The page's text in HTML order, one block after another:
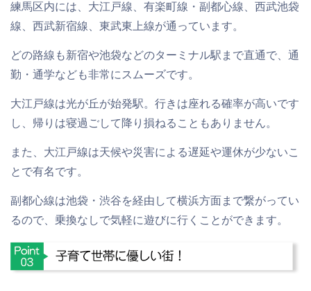
練馬区内には、大江戸線、有楽町線・副都心線、西武池袋
線、西武新宿線、東武東上線が通っています。
どの路線も新宿や池袋などのターミナル駅まで直通で、通
勤・通学なども非常にスムーズです。
大江戸線は光が丘が始発駅。行きは座れる確率が高いです
し、帰りは寝過ごして降り損ねることもありません。
また、大江戸線は天候や災害による遅延や運休が少ないこ
とで有名です。
副都心線は池袋・渋谷を経由して横浜方面まで繋がってい
るので、乗換なしで気軽に遊びに行くことができます。